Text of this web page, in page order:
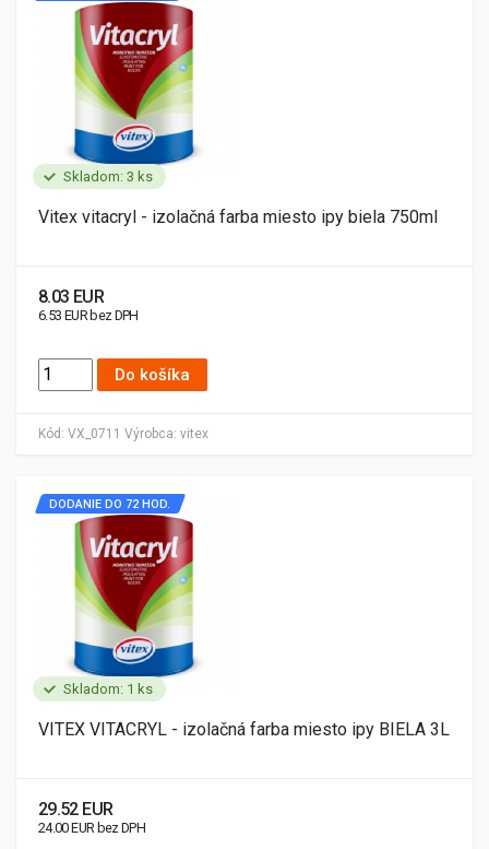
Skladom: 3 ks
Kód: VX_0711 Výrobca: vitex
Vitex vitacryl - izolačná farba miesto ipy biela 750ml
8.03 EUR
6.53 EUR bez DPH
Do košíka
Skladom: 1 ks
DODANIE DO 72 HOD.
VITEX VITACRYL - izolačná farba miesto ipy BIELA 3L
29.52 EUR
24.00 EUR bez DPH